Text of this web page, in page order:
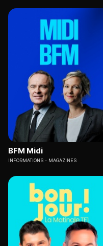
BFM Midi
INFORMATIONS MAGAZINES